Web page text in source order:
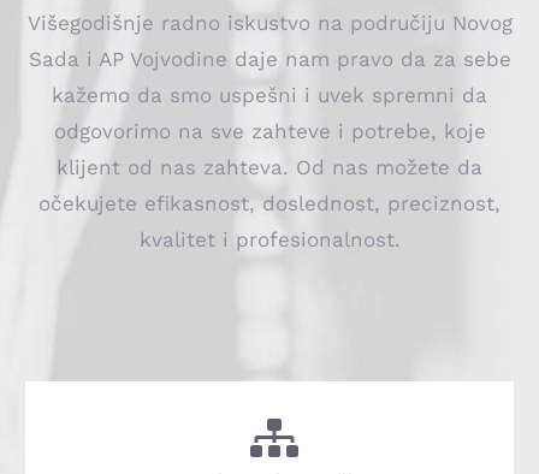
Višegodišnje radno iskustvo na područiju Novog
Sada i AP Vojvodine daje nam pravo da za sebe
kažemo da smo uspešni i uvek spremni da
odgovorimo na sve zahteve i potrebe, koje
klijent od nas zahteva. Od nas možete da
očekujete efikasnost, doslednost, preciznost,
kvalitet i profesionalnost.